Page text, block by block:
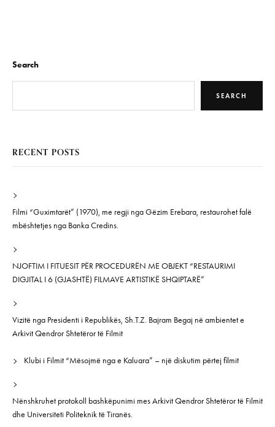
Search
SEARCH
RECENT POSTS
Filmi “Guximtarët” (1970), me regji nga Gëzim Erebara, restaurohet falë
mbështetjes nga Banka Credins.
NJOFTIM I FITUESIT PËR PROCEDURËN ME OBJEKT “RESTAURIMI
DIGJITAL I 6 (GJASHTË) FILMAVE ARTISTIKË SHQIPTARË”
Vizitë nga Presidenti i Republikës, Sh.T.Z. Bajram Begaj në ambientet e
Arkivit Qendror Shtetëror të Filmit
Klubi i Filmit “Mësojmë nga e Kaluara” – një diskutim përtej filmit
Nënshkruhet protokoll bashkëpunimi mes Arkivit Qendror Shtetëror të Filmit
dhe Universiteti Politeknik të Tiranës.